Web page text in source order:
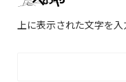
上に表示された文字を入